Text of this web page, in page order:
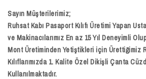
Sayın Müşterilerimiz;
Ruhsat Kabı Pasaport Kılıfı Üretimi Yapan
ve Makinacılarımız En az 15 Yıl Deneyimli
Mont Üretiminden Yetiştikleri için Ürettiğimiz
Kılıflarımızda 1. Kalite Özel Dikişli Çanta
Kullanılmaktadır.